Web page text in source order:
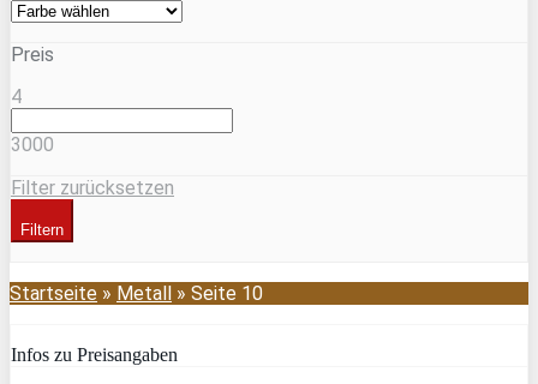
Preis
4
3000
Filter zurücksetzen
Filtern
Startseite » Metall » Seite 10
Infos zu Preisangaben